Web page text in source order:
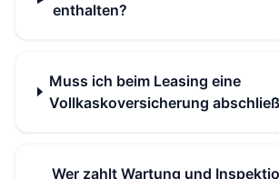
enthalten?
Muss ich beim Leasing eine
Vollkaskoversicherung
Wer zahlt Wartung und